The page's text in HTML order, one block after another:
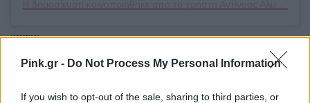
Pink.gr - Do Not Process My Personal Information
If you wish to opt-out of the sale, sharing to third parties, or
[ΠΗΓΗ]